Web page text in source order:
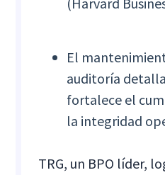
El
auditoría
fortalece el
la integridad
TRG, un BPO líder,